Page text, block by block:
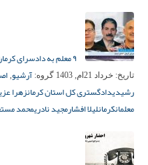
تاریخ: خرداد 21ام, 1403 گروه: آرشیو,
رشیدیدادگستری کل استان کرمانزهرا
معلمانکرمانلیلا افشارمجید نادریمحمد